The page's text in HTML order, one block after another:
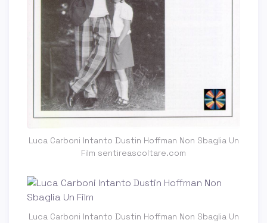
Luca Carboni Intanto Dustin Hoffman Non Sbaglia Un
Film sentireascoltare.com
Luca Carboni Intanto Dustin Hoffman Non Sbaglia Un